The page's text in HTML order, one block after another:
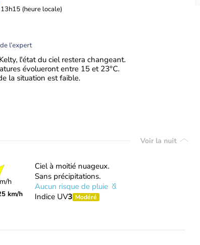
13h15 (heure locale)
l’expert
l'état du ciel restera changeant.
évolueront entre 15 et 23°C.
la situation est faible.
Voir la nuit
h
km/h
Ciel à moitié nuageux.
Sans précipitations.
Aucun risque de pluie
Indice UV3 Modéré